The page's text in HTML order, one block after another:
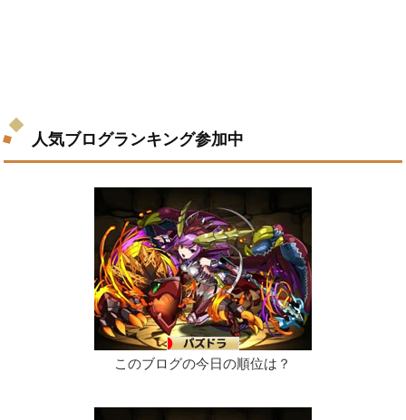
人気ブログランキング参加中
このブログの今日の順位は？